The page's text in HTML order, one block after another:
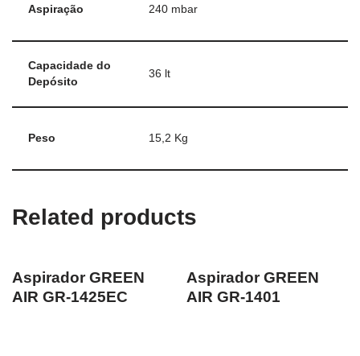
Aspiração 240 mbar
Capacidade do
Depósito
36 lt
Peso 15,2 Kg
Related products
Aspirador GREEN
AIR GR-1425EC
Aspirador GREEN
AIR GR-1401